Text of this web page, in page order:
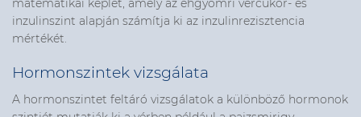
matematikai képlet, amely az éhgyomri vércukor- és
inzulinszint alapján számítja ki az inzulinrezisztencia
mértékét.
Hormonszintek vizsgálata
A hormonszintet feltáró vizsgálatok a különböző hormonok